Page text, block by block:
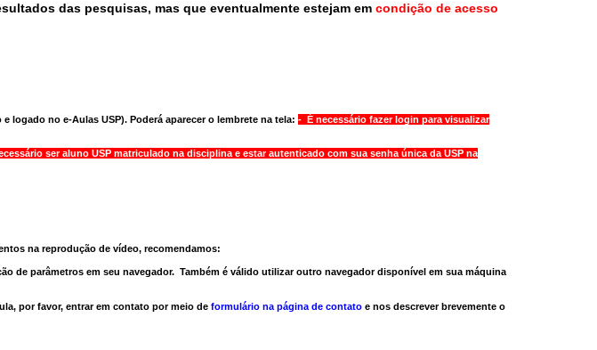
das pesquisas, mas que eventualmente estejam em condição de acesso
logado no e-Aulas USP). Poderá aparecer o lembrete na tela: - É necessário fazer login para visualizar
ser aluno USP matriculado na disciplina e estar autenticado com sua senha única da USP na
na reprodução de vídeo, recomendamos:
de parâmetros em seu navegador. Também é válido utilizar outro navegadordisponível em sua máquina
por favor, entrar em contato por meio de formulário na página de contato e nos descrever brevemente o